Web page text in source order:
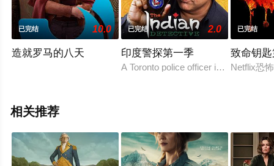
已完结 10.0
造就罗马的八天
已完结 2.0
印度警探第一季
A Toronto police officer investigates
已完结
致命钥
Netflix恐
相关推荐